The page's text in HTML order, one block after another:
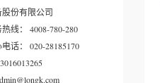
份有限公司
线： 4008-780-280
话： 020-28185170